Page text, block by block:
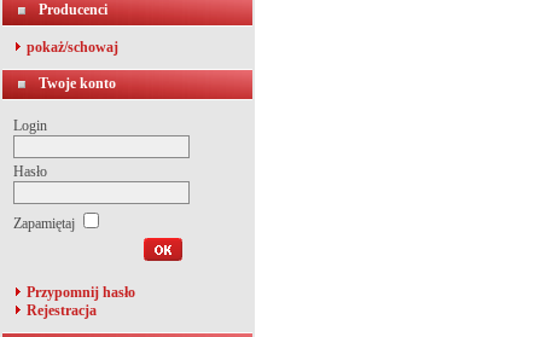
Producenci
pokaż/schowaj
Twoje konto
Login
Hasło
Zapamiętaj
Przypomnij hasło
Rejestracja